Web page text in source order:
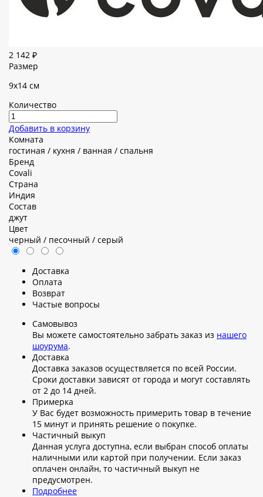
2 142 ₽
Размер
9х14 см
Количество
Добавить в корзину
Комната
гостиная / кухня / ванная / спальня
Бренд
Covali
Страна
Индия
Состав
джут
Цвет
черный / песочный / серый
Доставка
Оплата
Возврат
Частые вопросы
Самовывоз
Вы можете самостоятельно забрать заказ из нашего
шоурума.
Доставка
Доставка заказов осуществляется по всей России.
Сроки доставки зависят от города и могут составлять
от 2 до 14 дней.
Примерка
У Вас будет возможность примерить товар в течение
15 минут и принять решение о покупке.
Частичный выкуп
Данная услуга доступна, если выбран способ оплаты
наличными или картой при получении. Если заказ
оплачен онлайн, то частичный выкуп не
предусмотрен.
Подробнее